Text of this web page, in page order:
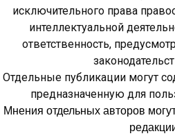
исключительного права
интеллектуальной
ответственность,
Отдельные публикации могут
предназначенную для
Мнения отдельных авторов